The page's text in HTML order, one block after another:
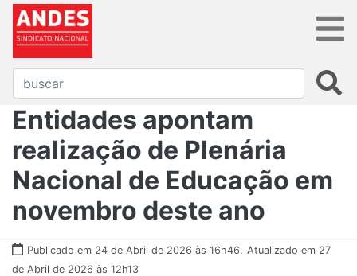
Entidades apontam
realização de Plenária
Nacional de Educação em
novembro deste ano
Publicado em 24 de Abril de 2026 às 16h46. Atualizado em 27
de Abril de 2026 às 12h13